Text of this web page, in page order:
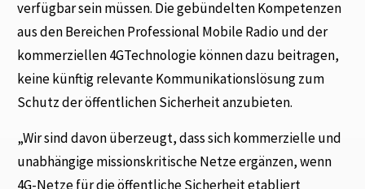
verfügbar sein müssen. Die gebündelten Kompetenzen
aus den Bereichen Professional Mobile Radio und der
kommerziellen 4GTechnologie können dazu beitragen,
keine künftig relevante Kommunikationslösung zum
Schutz der öffentlichen Sicherheit anzubieten.
„Wir sind davon überzeugt, dass sich kommerzielle und
unabhängige missionskritische Netze ergänzen, wenn
4G-Netze für die öffentliche Sicherheit etabliert